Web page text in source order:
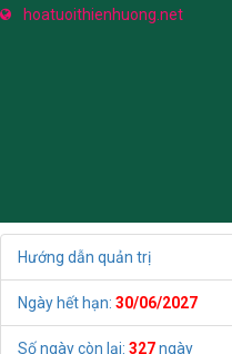
hoatuoithienhuong.net
Hướng dẫn quản trị
Ngày hết hạn: 30/06/2027
Số ngày còn lại: 327ngày